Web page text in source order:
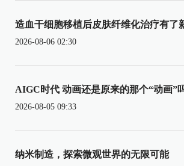
造血干细胞移植后皮肤纤维化治疗有了
2026-08-06 02:30
AIGC时代 动画还是原来的那个“动画”
2026-08-05 09:33
纳米制造，探索微观世界的无限可能